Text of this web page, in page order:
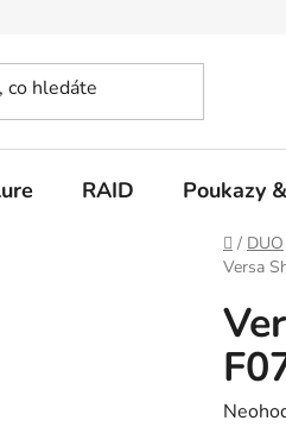
RAID Poukazy
Domů
/ DUO
Versa